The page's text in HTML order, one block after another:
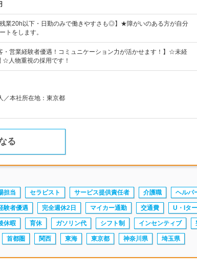
残業20h以下・日勤のみで働きやすさも◎】★障がいのある方が自分
トをします。
・営業経験者優遇！コミュニケーション力が活かせます！】☆未経
人物重視の採用です！
／本社所在地：東京都
る
担当 セラピスト サービス提供責任者 介護職 ヘルパ
験者優遇 完全週休2日 マイカー通勤 交通費 U・Iタ
休暇 育休 ガソリン代 シフト制 インセンティブ
首都圏 関西 東海 東京都 神奈川県 埼玉県